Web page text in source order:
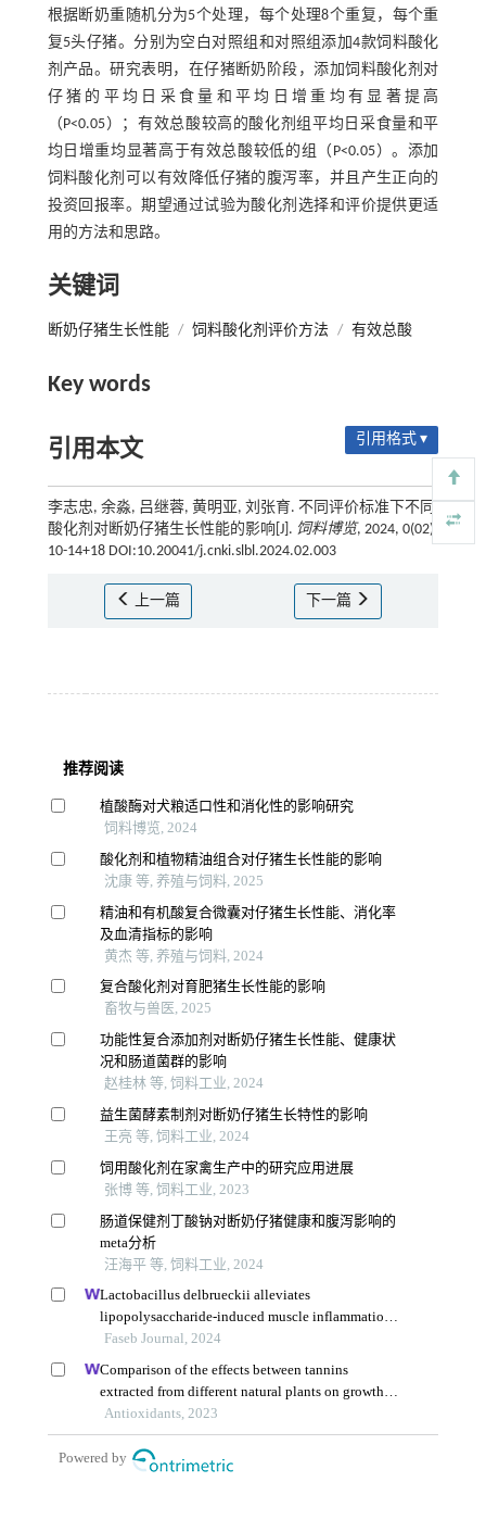
根据断奶重随机分为5个处理，每个处理8个重复，每个重
复5头仔猪。分别为空白对照组和对照组添加4款饲料酸化
剂产品。研究表明，在仔猪断奶阶段，添加饲料酸化剂对
仔猪的平均日采食量和平均日增重均有显著提高
（P<0.05）；有效总酸较高的酸化剂组平均日采食量和平
均日增重均显著高于有效总酸较低的组（P<0.05）。添加
饲料酸化剂可以有效降低仔猪的腹泻率，并且产生正向的
投资回报率。期望通过试验为酸化剂选择和评价提供更适
用的方法和思路。
关键词
断奶仔猪生长性能 / 饲料酸化剂评价方法 / 有效总酸
Key words
引用本文 引用格式 ▾
李志忠, 余淼, 吕继蓉, 黄明亚, 刘张育. 不同评价标准下不同
酸化剂对断奶仔猪生长性能的影响[J]. 饲料博览, 2024, 0(02):
10-14+18 DOI:10.20041/j.cnki.slbl.2024.02.003
上一篇 下一篇